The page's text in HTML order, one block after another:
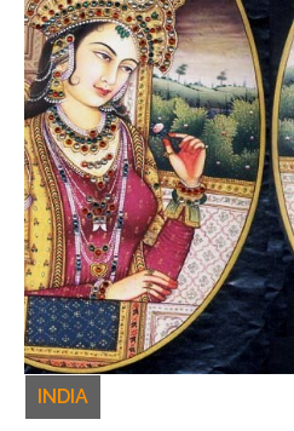
INDIA